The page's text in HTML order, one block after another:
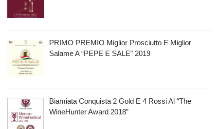
PRIMO PREMIO Miglior Prosciutto E Miglior
Salame A “PEPE E SALE” 2019
Biamiata Conquista 2 Gold E 4 Rossi Al “The
WineHunter Award 2018”